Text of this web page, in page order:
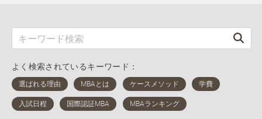
よく検索されているキーワード：